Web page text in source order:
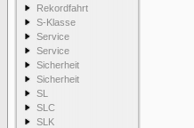
Rekordfahrt
S-Klasse
Service
Service
Sicherheit
Sicherheit
SL
SLC
SLK